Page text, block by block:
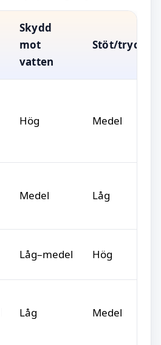
Skydd
mot
vatten
Stöt/tryck
Hög Medel
Medel Låg
Låg–medel Hög
Låg Medel